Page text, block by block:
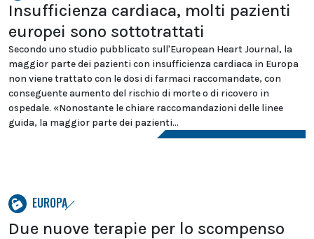
Insufficienza cardiaca, molti pazienti
europei sono sottotrattati
Secondo uno studio pubblicato sull'European Heart Journal, la
maggior parte dei pazienti con insufficienza cardiaca in Europa
non viene trattato con le dosi di farmaci raccomandate, con
conseguente aumento del rischio di morte o di ricovero in
ospedale. «Nonostante le chiare raccomandazioni delle linee
guida, la maggior parte dei pazienti...
EUROPA
Due nuove terapie per lo scompenso